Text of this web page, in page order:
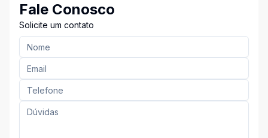
Fale Conosco
Solicite um contato